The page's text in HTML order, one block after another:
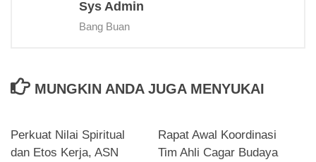
Sys Admin
Bang Buan
MUNGKIN ANDA JUGA MENYUKAI
Perkuat Nilai Spiritual
dan Etos Kerja, ASN
Rapat Awal Koordinasi
Tim Ahli Cagar Budaya